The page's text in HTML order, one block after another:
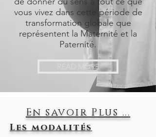
vous vivez dans cette période de
transformation globale que
représentent la Maternité et la
Paternité.
READ MORE
En savoir Plus ...
Les modalités